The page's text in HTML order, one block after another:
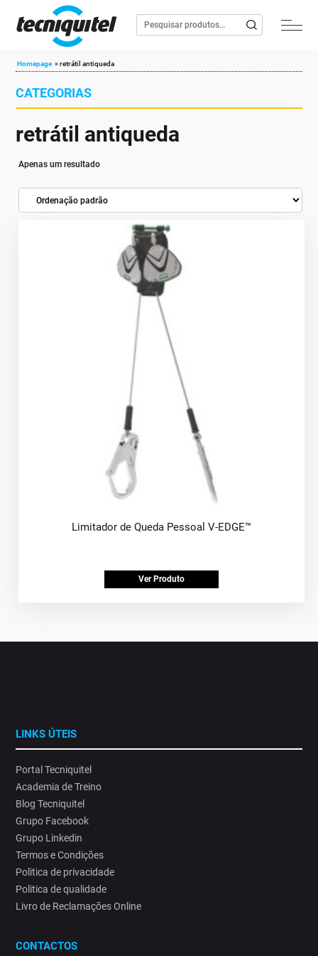
Homepage »retrátil antiqueda
CATEGORIAS
retrátil antiqueda
Apenas um resultado
Limitador de Queda Pessoal V-EDGE™
Ver Produto
LINKS ÚTEIS
Portal Tecniquitel
Academia de Treino
Blog Tecniquitel
Grupo Facebook
Grupo Linkedin
Termos e Condições
Politica de privacidade
Politica de qualidade
Livro de Reclamações Online
CONTACTOS